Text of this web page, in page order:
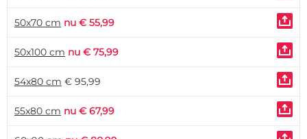
50x70 cm nu € 55,99
50x100 cm nu € 75,99
54x80 cm € 95,99
55x80 cm nu € 67,99